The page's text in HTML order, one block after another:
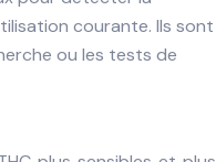
courante. Ils sont
ou les tests de